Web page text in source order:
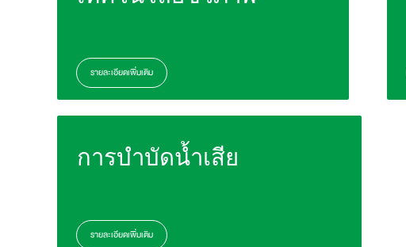
รายละเอียดเพิ่มเติม
การบำบัดน้ำเสีย
รายละเอียดเพิ่มเติม